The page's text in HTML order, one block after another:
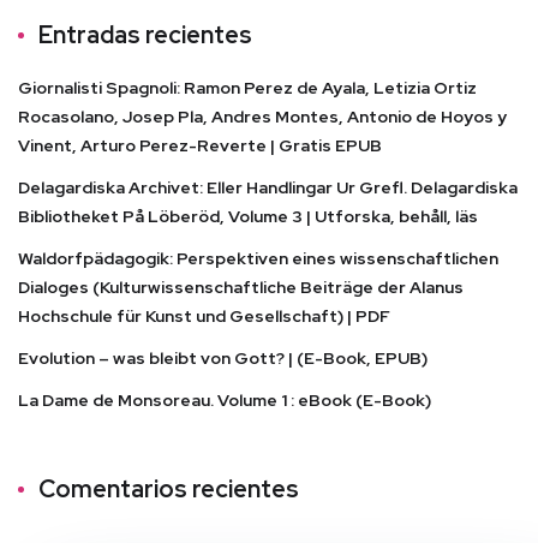
Entradas recientes
Giornalisti Spagnoli: Ramon Perez de Ayala, Letizia Ortiz
Rocasolano, Josep Pla, Andres Montes, Antonio de Hoyos y
Vinent, Arturo Perez-Reverte | Gratis EPUB
Delagardiska Archivet: Eller Handlingar Ur Grefl. Delagardiska
Bibliotheket På Löberöd, Volume 3 | Utforska, behåll, läs
Waldorfpädagogik: Perspektiven eines wissenschaftlichen
Dialoges (Kulturwissenschaftliche Beiträge der Alanus
Hochschule für Kunst und Gesellschaft) | PDF
Evolution – was bleibt von Gott? | (E-Book, EPUB)
La Dame de Monsoreau. Volume 1 : eBook (E-Book)
Comentarios recientes